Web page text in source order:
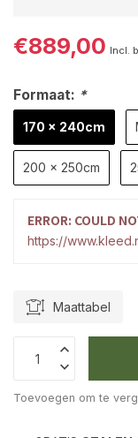
€889,00 Incl.
Formaat: *
170 x 240cm
200 x 250cm
ERROR: COULD
https://
Maattabel
Toevoegen om te